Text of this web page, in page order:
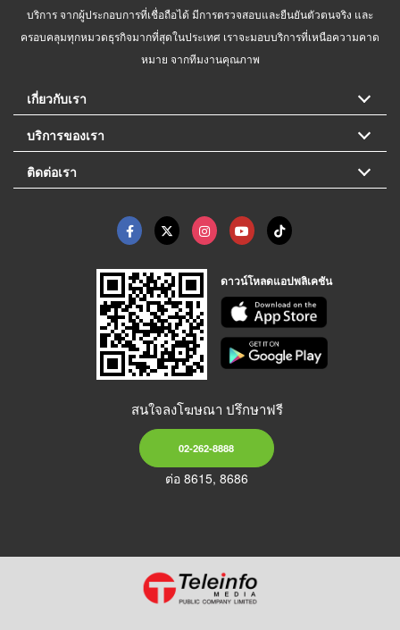
บริการ จากผู้ประกอบการที่เชื่อถือได้ มีการตรวจสอบและยืนยันตัวตนจริง และ
ครอบคลุมทุกหมวดธุรกิจมากที่สุดในประเทศ เราจะมอบบริการที่เหนือความคาด
หมาย จากทีมงานคุณภาพ
เกี่ยวกับเรา
บริการของเรา
ติดต่อเรา
ดาวน์โหลดแอปพลิเคชัน
สนใจลงโฆษณา ปรึกษาฟรี
02-262-8888
ต่อ 8615, 8686